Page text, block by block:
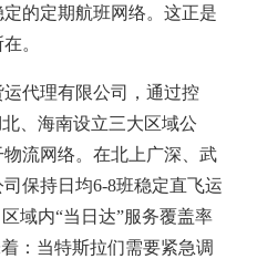
的定期航班网络。这正是
。
代理有限公司，通过控
、海南设立三大区域公
流网络。在北上广深、武
保持日均6-8班稳定直飞运
域内“当日达”服务覆盖率
：当特斯拉们需要紧急调